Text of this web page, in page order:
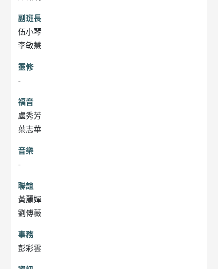
副班長
伍小琴
李敏慧
靈修
-
福音
盧秀芳
葉志華
音樂
-
聯誼
黃麗嬋
劉傅薇
事務
彭彩雲